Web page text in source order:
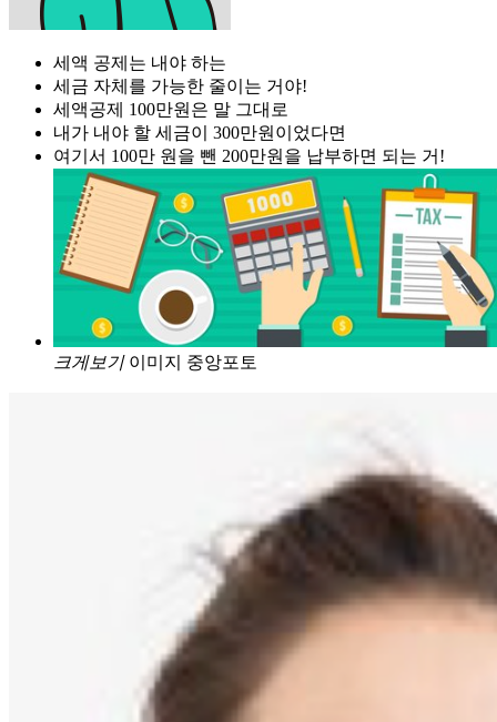
세액 공제는 내야 하는
세금 자체를 가능한 줄이는 거야!
세액공제 100만원은 말 그대로
내가 내야 할 세금이 300만원이었다면
여기서 100만 원을 뺀 200만원을 납부하면 되는 거!
크게보기 이미지 중앙포토